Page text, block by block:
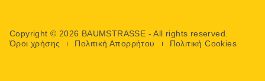
Copyright © 2026 BAUMSTRASSE - All rights reserved.
Όροι χρήσης
Πολιτική Απορρήτου Πολιτική Cookies